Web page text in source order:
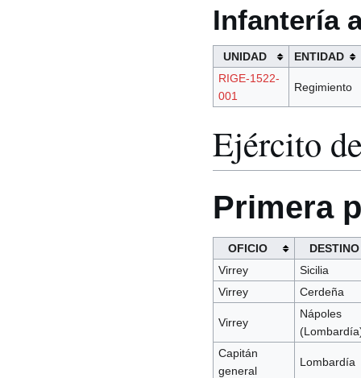
Infantería
UNIDAD
ENTIDAD
RIGE-1522-
001
Regimiento
Ejército
Primera
OFICIO
DESTINO
Virrey
Sicilia
Virrey
Cerdeña
Virrey
Nápoles
Capitán
general
Lombardía